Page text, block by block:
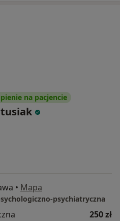
na pacjencie
• Mapa
psychiatryczna
250 zł